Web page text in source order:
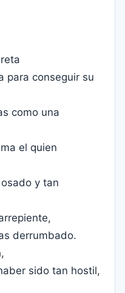
para conseguir su
como una
el quien
y tan
derrumbado.
sido tan hostil,